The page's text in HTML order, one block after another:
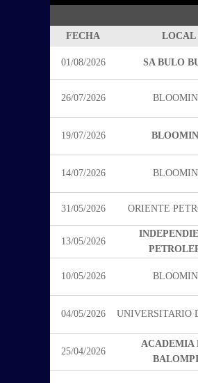
FECHA
LOCAL
01/08/2026 SA BULO
26/07/2026
19/07/2026
14/07/2026
31/05/2026 ORIENTE
13/05/2026
10/05/2026
04/05/2026 UNIVERSITARIO
25/04/2026
ACADEMIA